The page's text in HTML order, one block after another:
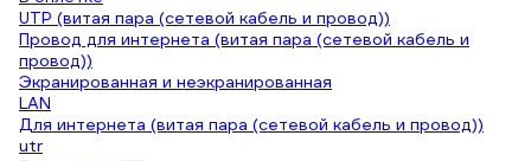
UTP (витая пара (сетевой кабель и провод))
Провод для интернета (витая пара (сетевой кабель и
провод))
Экранированная и неэкранированная
LAN
Для интернета (витая пара (сетевой кабель и провод))
utr